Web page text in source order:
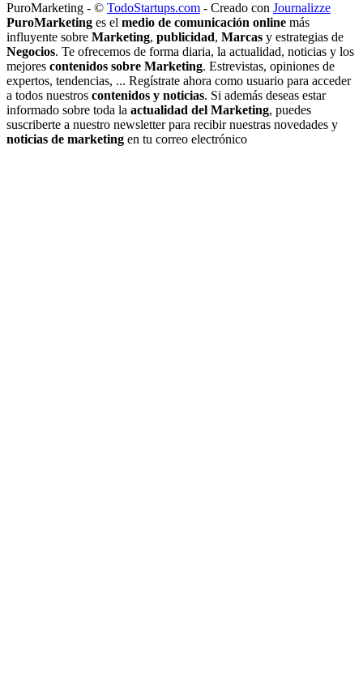
PuroMarketing - © TodoStartups.com - Creado con Journalizze
PuroMarketing es el medio de comunicación online más
influyente sobre Marketing, publicidad, Marcas y estrategias de
Negocios. Te ofrecemos de forma diaria, la actualidad, noticias y los
mejores contenidos sobre Marketing. Estrevistas, opiniones de
expertos, tendencias, ... Regístrate ahora como usuario para acceder
a todos nuestros contenidos y noticias. Si además deseas estar
informado sobre toda la actualidad del Marketing, puedes
suscriberte a nuestro newsletter para recibir nuestras novedades y
noticias de marketing en tu correo electrónico